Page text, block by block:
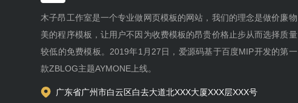
木子昂工作室是一个专业做网页模板的网站，我们的理念是做价廉物
美的程序模板，让用户不因为收费模板的昂贵价格止步从而选择质量
较低的免费模板。2019年1月27日，爱源码基于百度MIP开发的第一
款ZBLOG主题AYMONE上线。
广东省广州市白云区白去大道北XXX大厦XXX层XXX号